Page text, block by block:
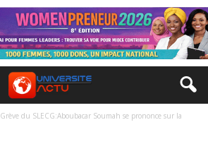
Grève du SLECG:Aboubacar Soumah se prononce sur la